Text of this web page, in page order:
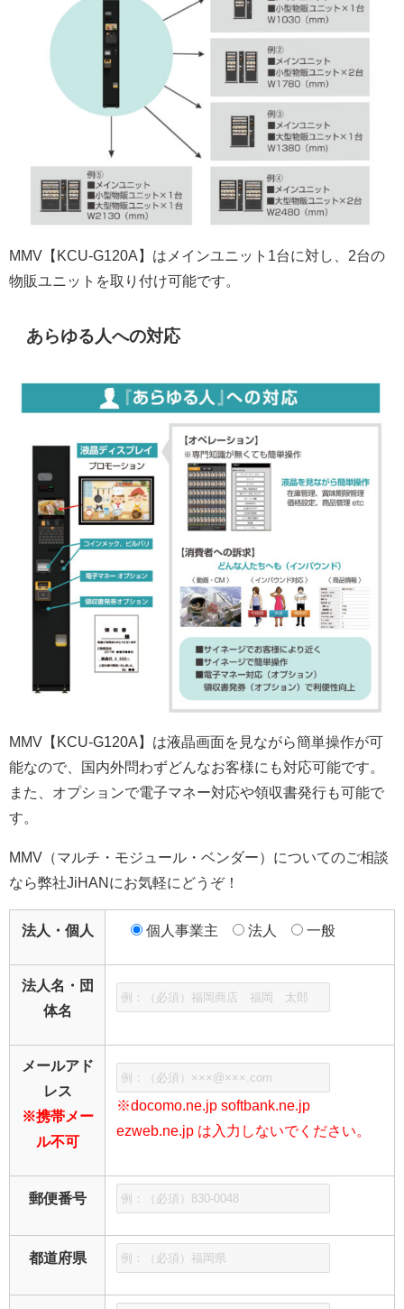
MMV【KCU-G120A】はメインユニット1台に対し、2台の
物販ユニットを取り付け可能です。
あらゆる人への対応
MMV【KCU-G120A】は液晶画面を見ながら簡単操作が可
能なので、国内外問わずどんなお客様にも対応可能です。
また、オプションで電子マネー対応や領収書発行も可能で
す。
MMV（マルチ・モジュール・ベンダー）についてのご相談
なら弊社JiHANにお気軽にどうぞ！
法人・個人 個人事業主 法人 一般
法人名・団
体名
メールアド
レス
※携帯メー
ル不可
※docomo.ne.jp softbank.ne.jp
ezweb.ne.jp は入力しないでください。
郵便番号
都道府県